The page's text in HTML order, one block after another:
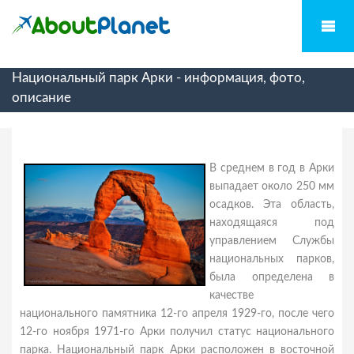
Национальный парк Арки - информация, фото,
описание
В среднем в год в Арки
выпадает около 250 мм
осадков. Эта область,
находящаяся под
управлением Службы
национальных парков,
была определена в
качестве
национального памятника 12-го апреля 1929-го, после чего
12-го ноября 1971-го Арки получил статус национального
парка. Национальный парк Арки расположен в восточной